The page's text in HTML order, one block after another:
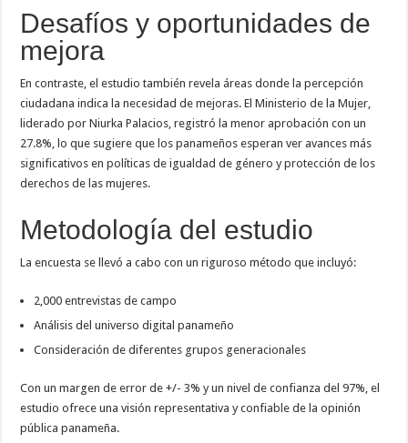
Desafíos y oportunidades de
mejora
En contraste, el estudio también revela áreas donde la percepción
ciudadana indica la necesidad de mejoras. El Ministerio de la Mujer,
liderado por Niurka Palacios, registró la menor aprobación con un
27.8%, lo que sugiere que los panameños esperan ver avances más
significativos en políticas de igualdad de género y protección de los
derechos de las mujeres.
Metodología del estudio
La encuesta se llevó a cabo con un riguroso método que incluyó:
2,000 entrevistas de campo
Análisis del universo digital panameño
Consideración de diferentes grupos generacionales
Con un margen de error de +/- 3% y un nivel de confianza del 97%, el
estudio ofrece una visión representativa y confiable de la opinión
pública panameña.